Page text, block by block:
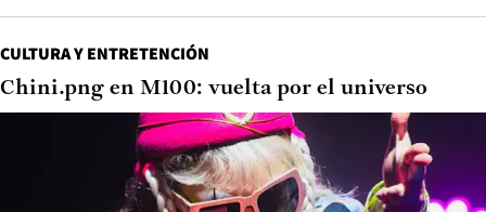
CULTURA Y ENTRETENCIÓN
Chini.png en M100: vuelta por el universo